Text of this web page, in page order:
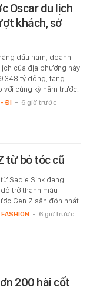
Oscar du lịch
khách, sở
đầu năm, doanh
của địa phương này
tỷ đồng, tăng
với cùng kỳ năm trước.
- ĐI - 6 giờ trước
từ bỏ tóc cũ
Sadie Sink đang
trở thành màu
Gen Z săn đón nhất.
- 6 giờ trước
200 hài cốt